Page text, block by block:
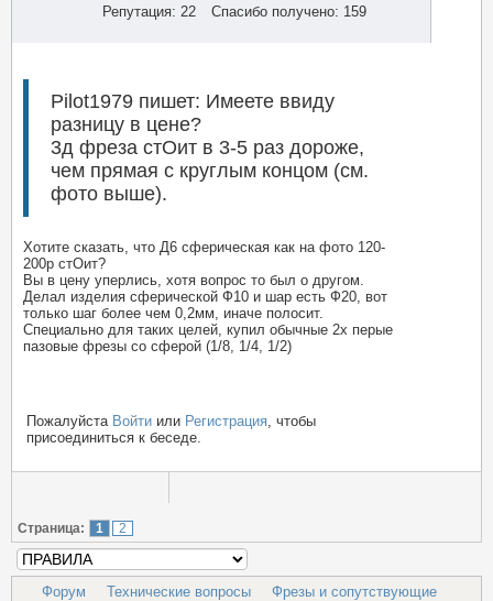
Репутация: 22
Спасибо получено: 159
Pilot1979 пишет: Имеете ввиду
разницу в цене?
3д фреза стОит в 3-5 раз дороже,
чем прямая с круглым концом (см.
фото выше).
Хотите сказать, что Д6 сферическая как на фото 120-
200р стОит?
Вы в цену уперлись, хотя вопрос то был о другом.
Делал изделия сферической Ф10 и шар есть Ф20, вот
только шаг более чем 0,2мм, иначе полосит.
Специально для таких целей, купил обычные 2х перые
пазовые фрезы со сферой (1/8, 1/4, 1/2)
Пожалуйста Войти или Регистрация , чтобы
присоединиться к беседе.
Страница: 1 2
Форум Технические вопросы
Фрезы и сопутствующие